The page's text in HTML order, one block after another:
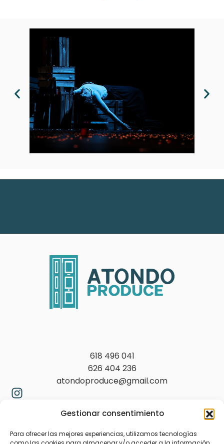
Gestionar consentimiento
Para ofrecer las mejores experiencias, utilizamos tecnologías
618 496 041
626 404 236
atondoproduce@gmail.com